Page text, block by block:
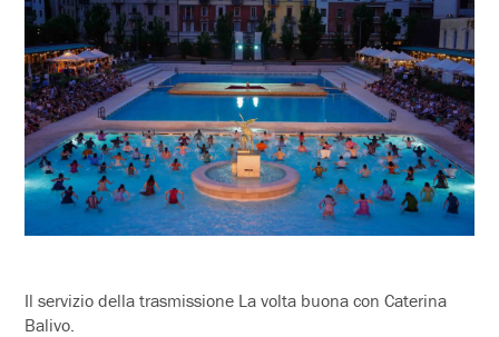
Il servizio della trasmissione La volta buona con Caterina
Balivo.